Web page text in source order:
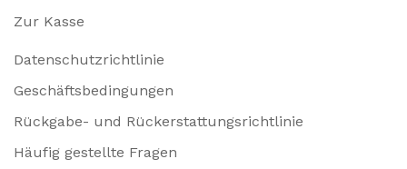
Zur Kasse
Datenschutzrichtlinie
Geschäftsbedingungen
Rückgabe- und Rückerstattungsrichtlinie
Häufig gestellte Fragen